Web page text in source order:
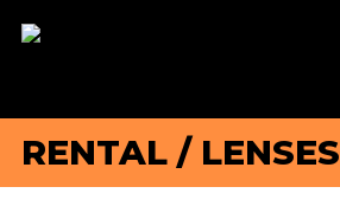
RENTAL / LENSES